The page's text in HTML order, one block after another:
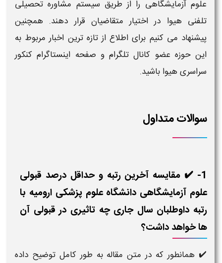
علوم آزمایشگاهی​را از طریق سیستم مشاوره تحصیلی
تلفنی هیوا در اختیار متقاضیان قرار دهند. همچنین
پیشنهاد می کنیم برای اطلاع از تازه ترین اخبار مربوط به
این حوزه عضو کانال تلگرام و صفحه اینستاگرام کنکور
سراسری هیوا باشید.
سوالات متداول
1- ✔️ مقایسه آخرین رتبه و حداقل درصد قبولی
علوم آزمایشگاهی دانشگاه علوم پزشکی ارومیه با
رتبه داوطلبان سال جاری چه تاثیری در قبولی آن
ها خواهد داشت؟
✔️ همانطور که در متن مقاله به طور کامل توضیح داده